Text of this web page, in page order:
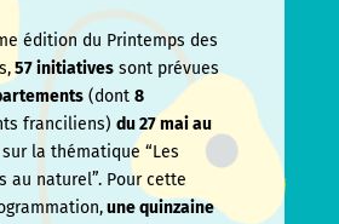
édition du Printemps des
57 initiativessont prévues
(dont 8
franciliens) du 27 mai au
la thématique “Les
au naturel”. Pour cette
une quinzaine